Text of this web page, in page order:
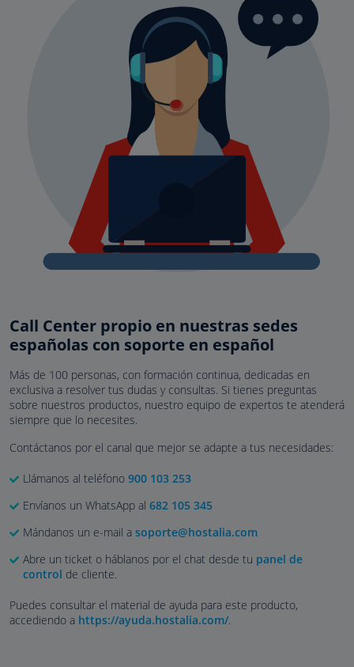
Call Center propio en nuestras sedes
españolas con soporte en español
Más de 100 personas, con formación continua, dedicadas en
exclusiva a resolver tus dudas y consultas. Si tienes preguntas
sobre nuestros productos, nuestro equipo de expertos te atenderá
siempre que lo necesites.
Contáctanos por el canal que mejor se adapte a tus necesidades:
Llámanos al teléfono 900 103 253
Envíanos un WhatsApp al 682 105 345
Mándanos un e-mail a soporte@hostalia.com
Abre un ticket o háblanos por el chat desde tu panel de
control de cliente.
Puedes consultar el material de ayuda para este producto,
accediendo a https://ayuda.hostalia.com/.